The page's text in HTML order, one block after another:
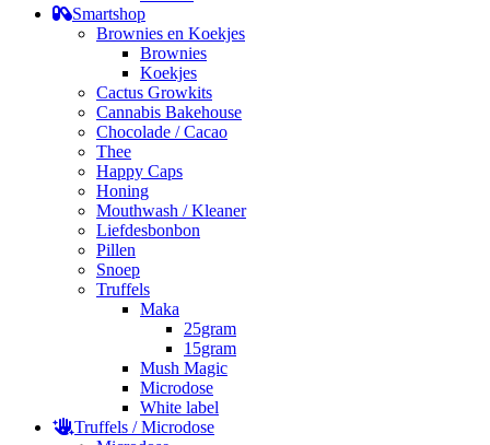
Smartshop
Brownies en Koekjes
Brownies
Koekjes
Cactus Growkits
Cannabis Bakehouse
Chocolade / Cacao
Thee
Happy Caps
Honing
Mouthwash / Kleaner
Liefdesbonbon
Pillen
Snoep
Truffels
Maka
25gram
15gram
Mush Magic
Microdose
White label
Truffels / Microdose